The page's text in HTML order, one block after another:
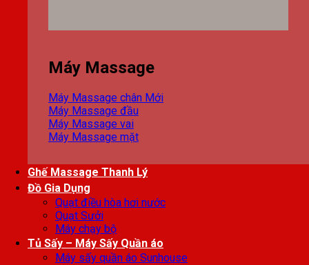
Máy Massage
Máy Massage chân
Máy Massage đầu
Máy Massage vai
Máy Massage mặt
Ghế Massage Thanh Lý
Đồ Gia Dụng
Quạt điều hòa hơi nước
Quạt Sưởi
Máy chạy bộ
Tủ Sấy – Máy Sấy Quần áo
Máy sấy quần áo Sunhouse